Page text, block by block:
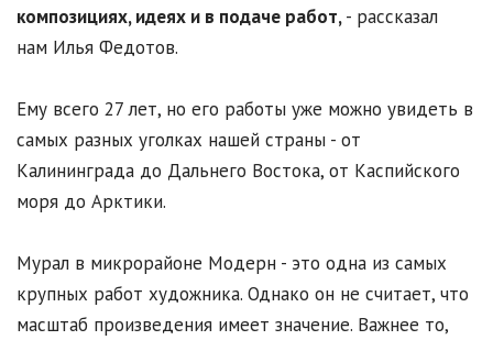
композициях, идеях и в подаче работ,- рассказал
нам Илья Федотов.
Ему всего 27 лет, но его работы уже можно увидеть в
самых разных уголках нашей страны - от
Калининграда до Дальнего Востока, от Каспийского
моря до Арктики.
Мурал в микрорайоне Модерн - это одна из самых
крупных работ художника. Однако он не считает, что
масштаб произведения имеет значение. Важнее то,